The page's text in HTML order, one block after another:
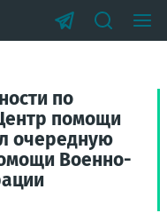
по
помощи
очередную
Военно-